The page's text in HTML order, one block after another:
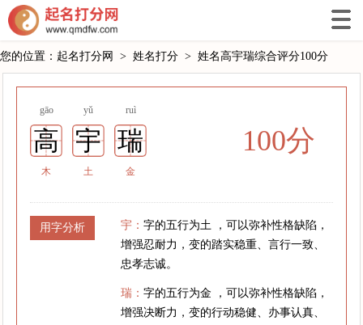
您的位置： 起名打分网 > 姓名打分 > 姓名高宇瑞综合评分100分
gāo yǔ ruì
高 宇 瑞
木 土 金
100分
用字分析 宇：字的五行为土 ，可以弥补性格缺陷，
增强忍耐力，变的踏实稳重、言行一致、
忠孝志诚。
瑞：字的五行为金 ，可以弥补性格缺陷，
增强决断力，变的行动稳健、办事认真、